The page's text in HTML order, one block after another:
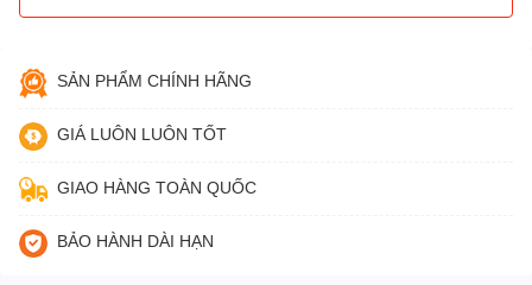
SẢN PHẨM CHÍNH HÃNG
GIÁ LUÔN LUÔN TỐT
GIAO HÀNG TOÀN QUỐC
BẢO HÀNH DÀI HẠN